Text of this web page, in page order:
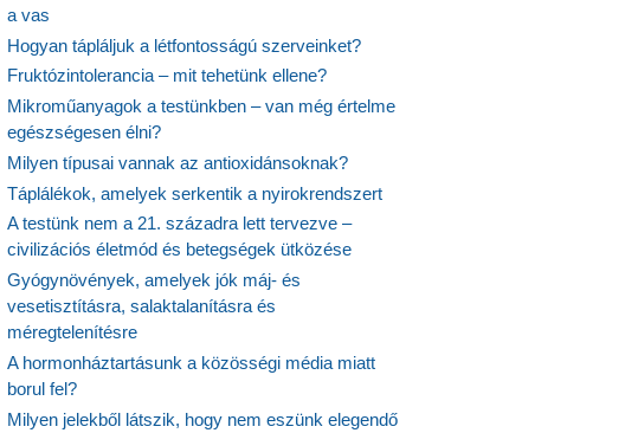
a vas
Hogyan tápláljuk a létfontosságú szerveinket?
Fruktózintolerancia – mit tehetünk ellene?
Mikroműanyagok a testünkben – van még értelme
egészségesen élni?
Milyen típusai vannak az antioxidánsoknak?
Táplálékok, amelyek serkentik a nyirokrendszert
A testünk nem a 21. századra lett tervezve –
civilizációs életmód és betegségek ütközése
Gyógynövények, amelyek jók máj- és
vesetisztításra, salaktalanításra és
méregtelenítésre
A hormonháztartásunk a közösségi média miatt
borul fel?
Milyen jelekből látszik, hogy nem eszünk elegendő